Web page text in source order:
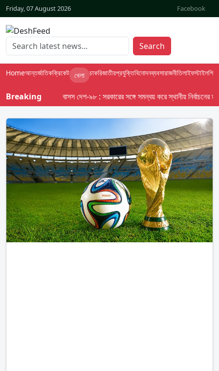
Friday, 07 August 2026 Facebook
Search
Homeআন্তর্জাতিকক্রিকেট খেলা চাকরিজাতীয়প্রযুক্তিবিনোদনব্যবসারাজনীতিলাইফস্টাইলশিক্ষা
Breaking বাসস দেশ-৯৮ : সরকারের সঙ্গে সমন্বয় করে স্থানীয় নির্বাচনের